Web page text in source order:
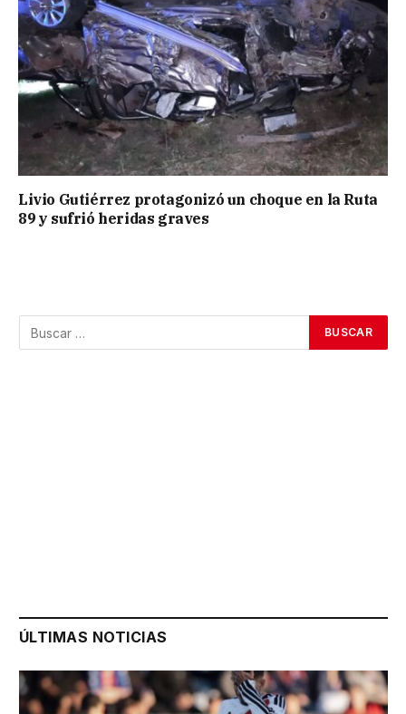
Livio Gutiérrez protagonizó un choque en la Ruta
89 y sufrió heridas graves
ÚLTIMAS NOTICIAS